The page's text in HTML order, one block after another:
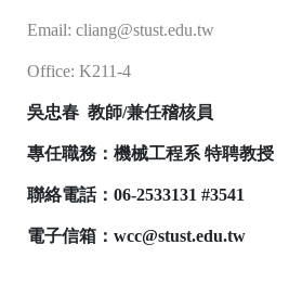
Email: cliang@stust.edu.tw
Office: K211-4
吳忠春 教師/兼任稽核員
專任職務：機械工程系 特聘教授
聯絡電話： 06-2533131 #3541
電子信箱： wcc@stust.edu.tw